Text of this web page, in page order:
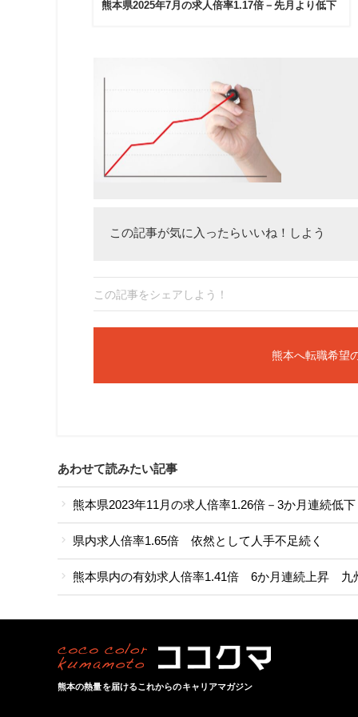
熊本県2025年7月の求人倍率1.17倍－先月より低下
この記事が気に入ったらいいね！しよう
この記事をシェアしよう！
熊本へ転職希望
あわせて読みたい記事
熊本県2023年11月の求人倍率1.26倍－3か月連続低下
県内求人倍率1.65倍 依然として人手不足続く
熊本県内の有効求人倍率1.41倍 6か月連続上昇 九
熊本の熱量を届けるこれからのキャリアマガジン